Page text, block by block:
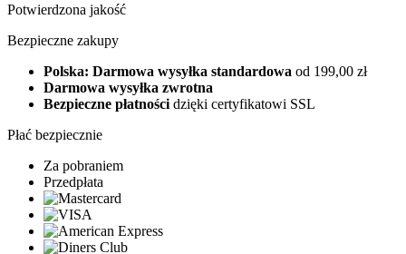
Potwierdzona jakość
Bezpieczne zakupy
Polska: Darmowa wysyłka standardowa od 199,00 zł
Darmowa wysyłka zwrotna
Bezpieczne płatności dzięki certyfikatowi SSL
Płać bezpiecznie
Za pobraniem
Przedpłata